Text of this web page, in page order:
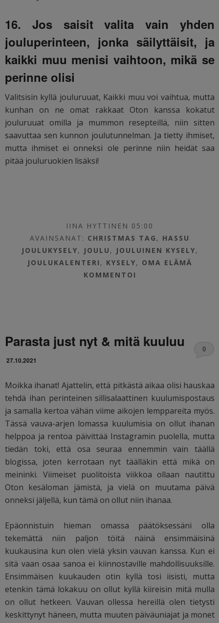
16. Jos saisit valita vain yhden
jouluperinteen, jonka säilyttäisit, ja
kaikki muu menisi vaihtoon, mikä se
perinne olisi
Valitsisin kyllä jouluruuat, Kaikki muu voi vaihtua, mutta
kunhan on ne omat rakkaat Oton kanssa kokatut
jouluruuat omilla ja mummon resepteillä, niin sitten
saavuttaa sen kunnon joulutunnelman. Ja tietty ihmiset,
mutta ihmiset ei onneksi ole perinne niin heidät saa
pitää jouluruokien lisäksi!
IINA HYTTINEN 05:00
AVAINSANAT: CHRISTMAS TAG , HASSU
JOULUKYSELY, JOULU , JOULUINEN KYSELY,
JOULUKALENTERI , KYSELY, OMA ELÄMÄ
KOMMENTOI
Parasta just nyt & mitä kuuluu
27.10.2021
0
Moikka ihanat! Ajattelin, että pitkästä aikaa olisi hauskaa
tehdä ihan perinteinen sillisalaattinen kuulumispostaus
ja samalla kertoa vähän viime aikojen lemppareita myös.
Tässä vauva-arjen lomassa kuulumisia on ollut ihanan
helppoa ja rentoa päivittää Instagramin puolella, mutta
tiedän toki, että osa seuraa ennemmin vain täällä
blogissa, joten kerrotaan nyt täälläkin että mikä on
meininki. Viimeiset puolitoista viikkoa ollaan nautittu
Oton kesäloman jämistä, ja vielä on muutama päivä
onneksi jäljellä, kun tämä on ollut niin ihanaa.
Epäonnistuin hieman omassa päätöksessäni olla
tekemättä niin paljon töitä näinä ensimmäisinä
kuukausina kun olen vielä yksin vauvan kanssa. Kun ei
sitä vaan osaa sanoa ei kiinnostaville mahdollisuuksille.
Ensimmäisen kuukauden otin kyllä tosi iisisti, mutta
etenkin tämä lokakuu on ollut kyllä kiireisin mitä mulla
on ollut hetkeen. Vauvan ollessa hereillä olen tietysti
keskittynyt häneen, mutta muuten päiväuniajat ja monet